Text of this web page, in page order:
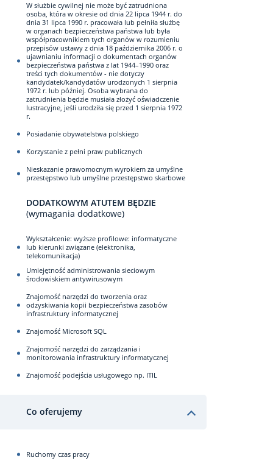
W służbie cywilnej nie może być zatrudniona
osoba, która w okresie od dnia 22 lipca 1944 r. do
dnia 31 lipca 1990 r. pracowała lub pełniła służbę
w organach bezpieczeństwa państwa lub była
współpracownikiem tych organów w rozumieniu
przepisów ustawy z dnia 18 października 2006 r. o
ujawnianiu informacji o dokumentach organów
bezpieczeństwa państwa z lat 1944–1990 oraz
treści tych dokumentów - nie dotyczy
kandydatek/kandydatów urodzonych 1 sierpnia
1972 r. lub później. Osoba wybrana do
zatrudnienia będzie musiała złożyć oświadczenie
lustracyjne, jeśli urodziła się przed 1 sierpnia 1972
r.
Posiadanie obywatelstwa polskiego
Korzystanie z pełni praw publicznych
Nieskazanie prawomocnym wyrokiem za umyślne
przestępstwo lub umyślne przestępstwo skarbowe
DODATKOWYM ATUTEM BĘDZIE
(wymagania dodatkowe)
Wykształcenie: wyższe profilowe: informatyczne
lub kierunki związane (elektronika,
telekomunikacja)
Umiejętność administrowania sieciowym
środowiskiem antywirusowym
Znajomość narzędzi do tworzenia oraz
odzyskiwania kopii bezpieczeństwa zasobów
infrastruktury informatycznej
Znajomość Microsoft SQL
Znajomość narzędzi do zarządzania i
monitorowania infrastruktury informatycznej
Znajomość podejścia usługowego np. ITIL
Co oferujemy
Ruchomy czas pracy